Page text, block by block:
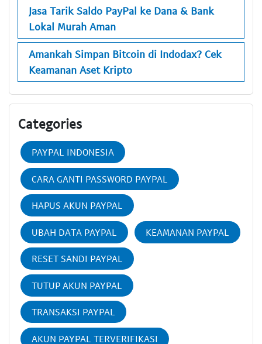
Jasa Tarik Saldo PayPal ke Dana & Bank
Lokal Murah Aman
Amankah Simpan Bitcoin di Indodax? Cek
Keamanan Aset Kripto
Categories
PAYPAL INDONESIA
CARA GANTI PASSWORD PAYPAL
HAPUS AKUN PAYPAL
UBAH DATA PAYPAL KEAMANAN PAYPAL
RESET SANDI PAYPAL
TUTUP AKUN PAYPAL
TRANSAKSI PAYPAL
AKUN PAYPAL TERVERIFIKASI